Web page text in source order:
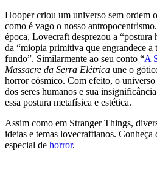
Hooper criou um universo sem ordem
como é vago o nosso
época, Lovecraft desprezou a “postura
da “miopia primitiva que engrandece a
fundo”. Similarmente ao seu conto “A
Massacre da Serra Elétrica une o
horror cósmico. Com efeito, o
dos seres humanos e sua
essa postura metafísica e estética.
Assim como em Stranger Things,
ideias e temas lovecraftianos. Conheça
especial de horror.